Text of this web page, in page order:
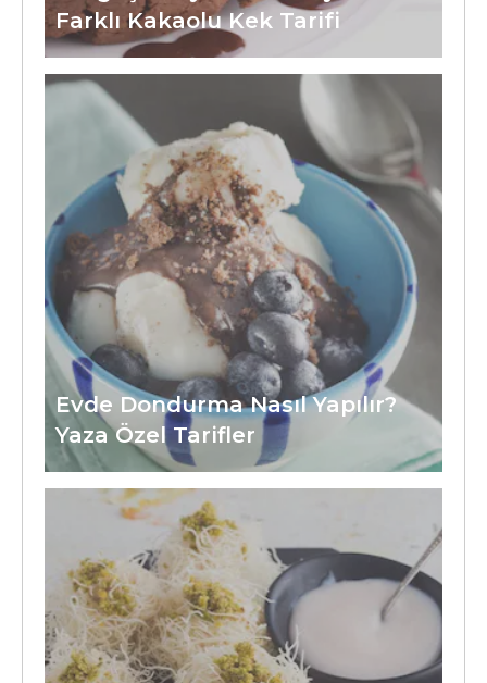
Farklı Kakaolu Kek Tarifi
Evde Dondurma Nasıl Yapılır?
Yaza Özel Tarifler